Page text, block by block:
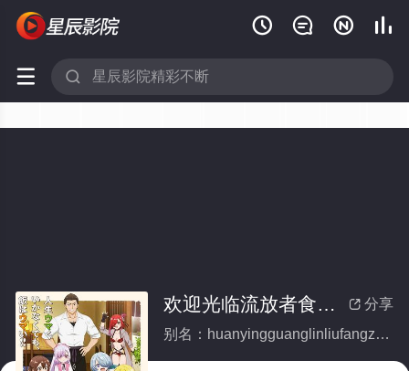
   
 
 分享
欢迎光临流放者食堂！
别名：huanyingguanglinliufangzheshitang